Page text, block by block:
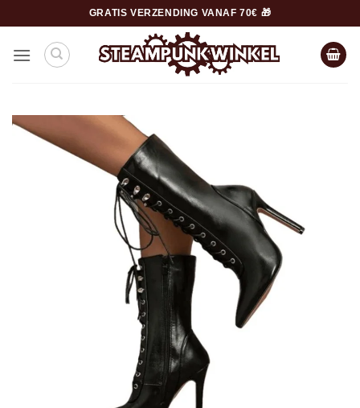
naar
inhoud
GRATIS VERZENDING VANAF 70€ 🎁